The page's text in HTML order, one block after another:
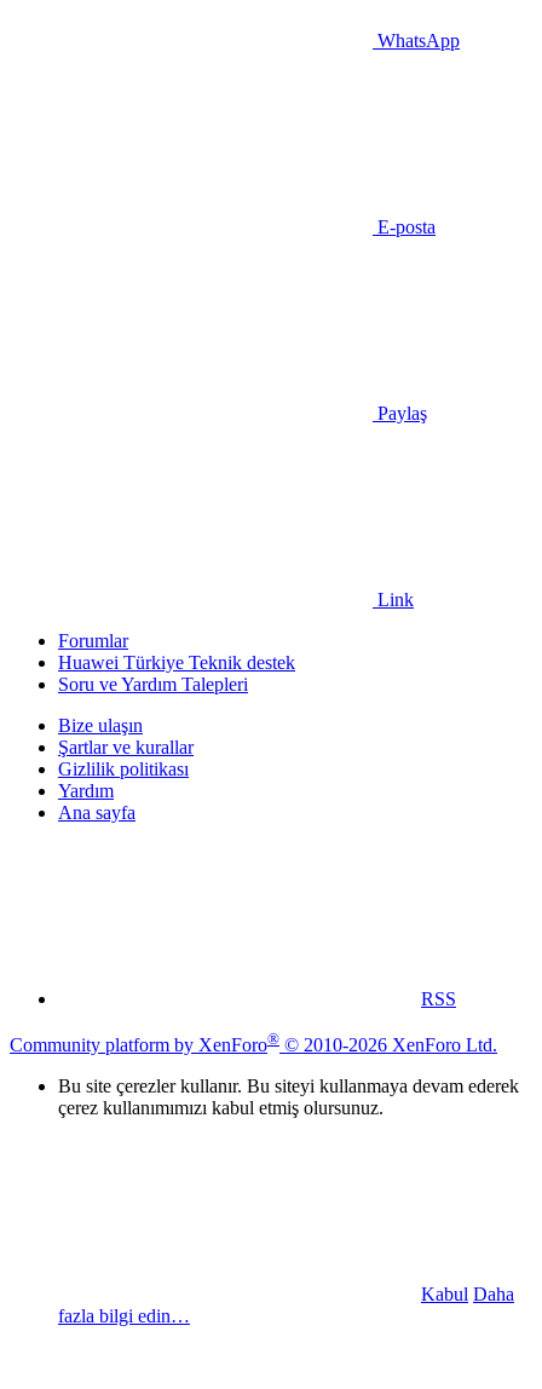
WhatsApp
E-posta
Paylaş
Link
Forumlar
Huawei Türkiye Teknik destek
Soru ve Yardım Talepleri
Bize ulaşın
Şartlar ve kurallar
Gizlilik politikası
Yardım
Ana sayfa
RSS
Community platform by XenForo® © 2010-2026 XenForo Ltd.
Bu site çerezler kullanır. Bu siteyi kullanmaya devam ederek
çerez kullanımımızı kabul etmiş olursunuz.
Kabul Daha
fazla bilgi edin…